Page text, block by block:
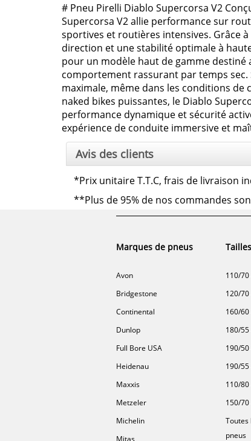
# Pneu Pirelli Diablo Supercorsa V2
Supercorsa V2 allie performance sur
sportives et routières intensives. Grâce
direction et une stabilité optimale à
pour un modèle haut de gamme
comportement rassurant par temps
maximale, même dans les conditions de
naked bikes puissantes, le Diablo
performance dynamique et sécurité
expérience de conduite immersive et
Avis des clients
*Prix unitaire T.T.C, frais de livraison
**Plus de 95% de nos commandes
Marques de pneus
Avon
Bridgestone
Continental
Dunlop
Full Bore USA
Heidenau
Maxxis
Metzeler
Michelin
110/70
120/70
160/60
180/55
190/50
190/55
110/80
150/70
Toutes
pneus